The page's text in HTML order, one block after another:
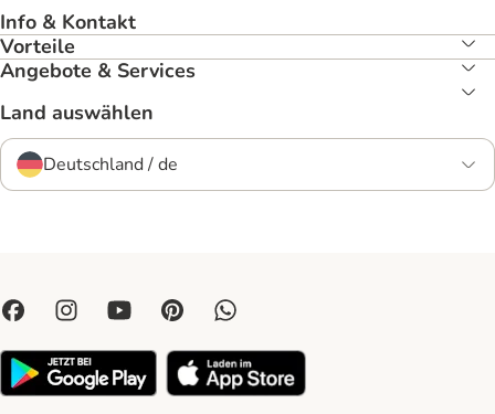
Info & Kontakt
Vorteile
Angebote & Services
Land auswählen
Deutschland / de